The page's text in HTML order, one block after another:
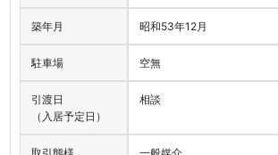
築年月 昭和53年12月
駐車場 空無
引渡日
（入居予定日）
相談